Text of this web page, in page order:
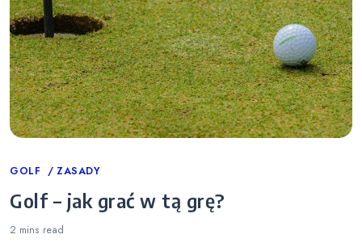
Categories
GOLF ZASADY
Golf – jak grać w tą grę?
2 mins read